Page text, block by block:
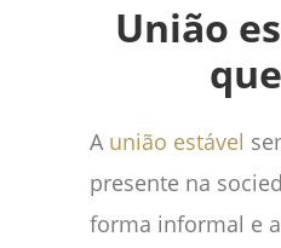
União
Aunião estável
presente na
forma informal e